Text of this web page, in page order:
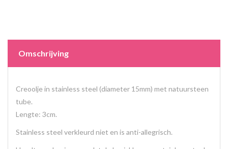
Omschrijving
Creoolje in stainless steel (diameter 15mm) met natuursteen
tube.
Lengte: 3cm.
Stainless steel verkleurd niet en is anti-allegrisch.